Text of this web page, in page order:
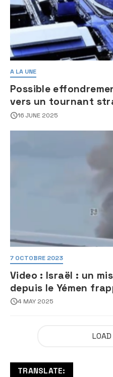
A LA UNE
Possible
vers un tournant
16 JUNE 2025
7 OCTOBRE 2023
Video : Israël : un
depuis le Yémen
3 de l’aéroport Ben
4 MAY 2025
TRANSLATE: